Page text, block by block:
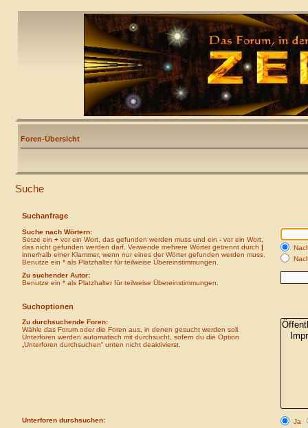
Foren-Übersicht
Suche
Suchanfrage
Suche nach Wörtern:
Setze ein + vor ein Wort, das gefunden werden muss und ein - vor ein Wort,
das nicht gefunden werden darf. Verwende mehrere Wörter getrennt durch |
innerhalb einer Klammer, wenn nur eines der Wörter gefunden werden muss.
Benutze ein * als Platzhalter für teilweise Übereinstimmungen.
Zu suchender Autor:
Benutze ein * als Platzhalter für teilweise Übereinstimmungen.
Suchoptionen
Zu durchsuchende Foren:
Wähle das Forum oder die Foren aus, in denen gesucht werden soll.
Unterforen werden automatisch mit durchsucht, sofern du die Option
„Unterforen durchsuchen“ unten nicht deaktivierst.
Unterforen durchsuchen:
Ja